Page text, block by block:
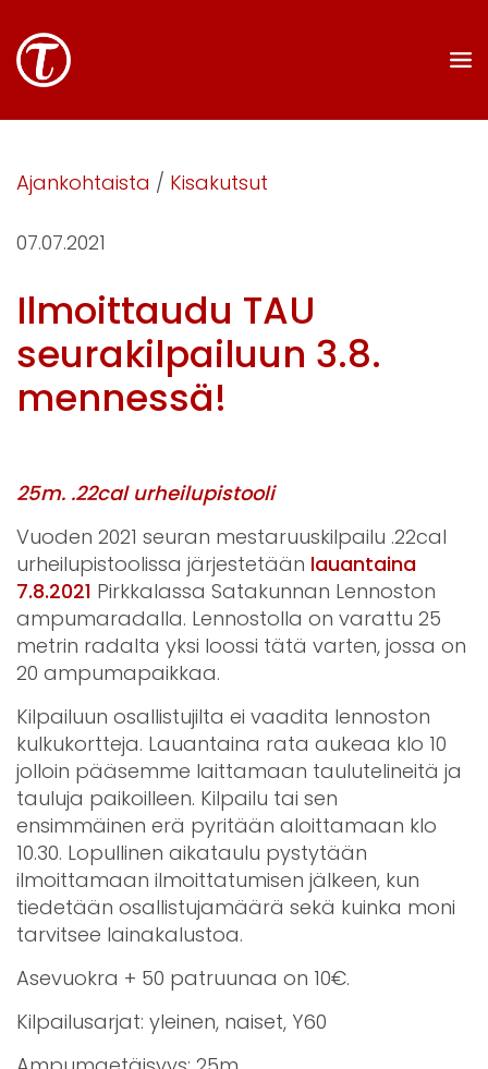
Ajankohtaista / Kisakutsut
07.07.2021
Ilmoittaudu TAU
seurakilpailuun 3.8.
mennessä!
25m. .22cal urheilupistooli
Vuoden 2021 seuran mestaruuskilpailu .22cal
urheilupistoolissa järjestetään lauantaina
7.8.2021 Pirkkalassa Satakunnan Lennoston
ampumaradalla. Lennostolla on varattu 25
metrin radalta yksi loossi tätä varten, jossa on
20 ampumapaikkaa.
Kilpailuun osallistujilta ei vaadita lennoston
kulkukortteja. Lauantaina rata aukeaa klo 10
jolloin pääsemme laittamaan taulutelineitä ja
tauluja paikoilleen. Kilpailu tai sen
ensimmäinen erä pyritään aloittamaan klo
10.30. Lopullinen aikataulu pystytään
ilmoittamaan ilmoittatumisen jälkeen, kun
tiedetään osallistujamäärä sekä kuinka moni
tarvitsee lainakalustoa.
Asevuokra + 50 patruunaa on 10€.
Kilpailusarjat: yleinen, naiset, Y60